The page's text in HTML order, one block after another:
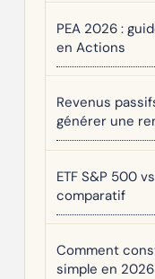
PEA 2026 :
en Actions
Revenus
générer une
ETF S&P 500
comparatif
Comment
simple en 2026